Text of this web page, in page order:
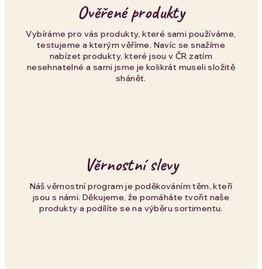
ý
p
i
s
Ověřené produkty
Vybíráme pro vás produkty, které sami používáme,
testujeme a kterým věříme. Navíc se snažíme
nabízet produkty, které jsou v ČR zatím
nesehnatelné a sami jsme je kolikrát museli složitě
shánět.
Věrnostní slevy
Náš věrnostní program je poděkováním těm, kteří
jsou s námi. Děkujeme, že pomáháte tvořit naše
produkty a podílíte se na výběru sortimentu.